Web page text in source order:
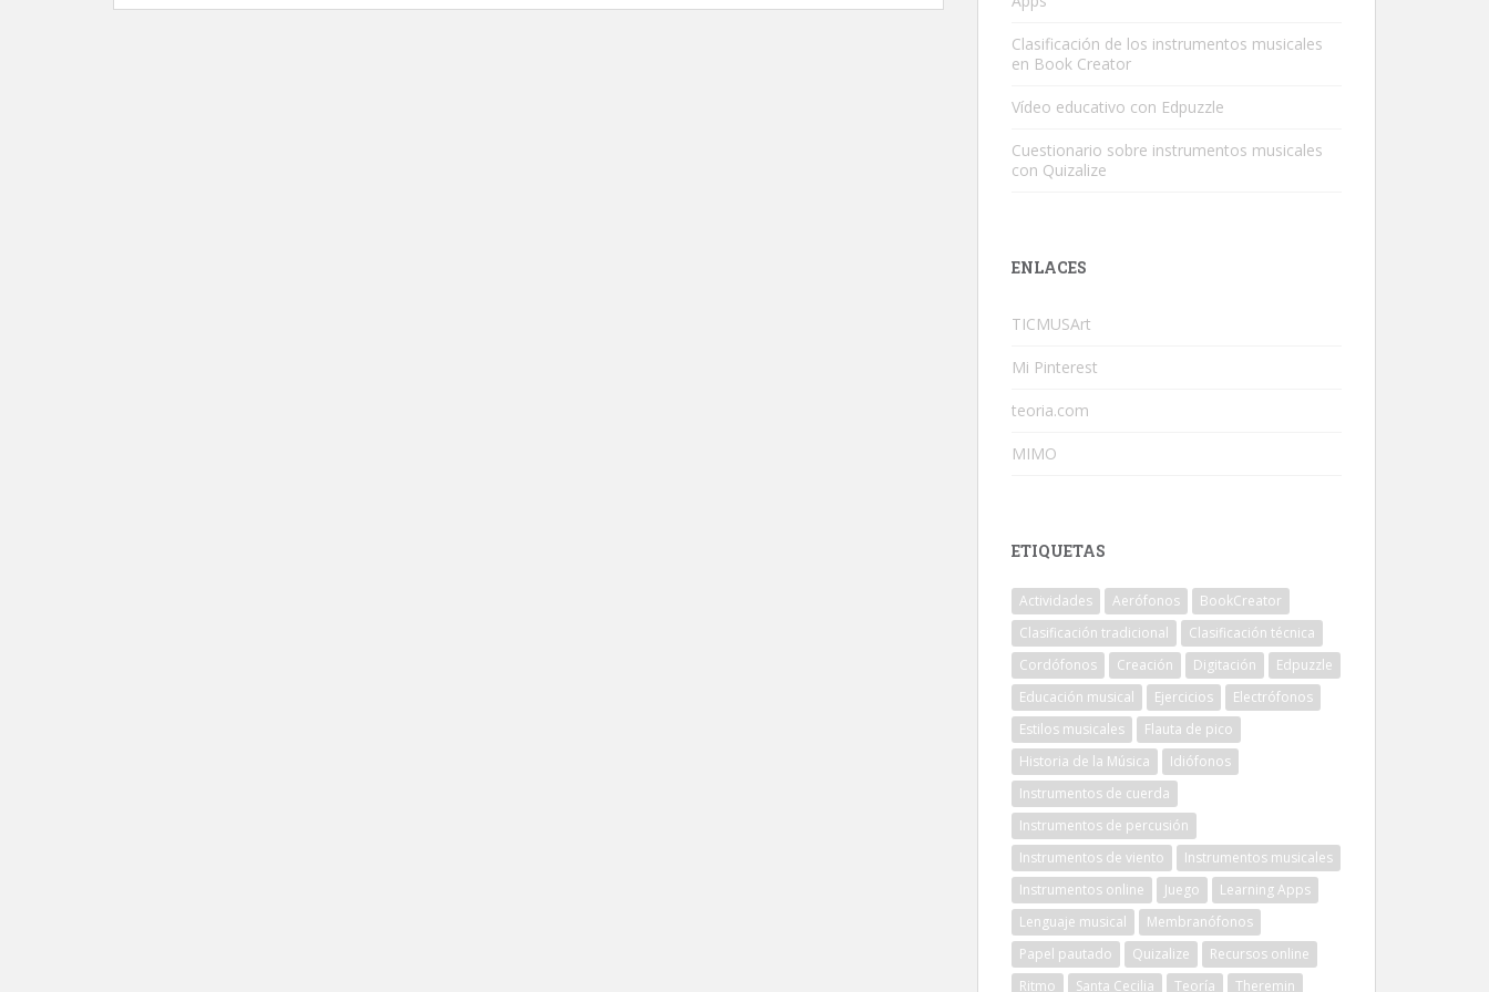
Clasificación de los instrumentos musicales
en Book Creator
Vídeo educativo con Edpuzzle
Cuestionario sobre instrumentos musicales
con Quizalize
ENLACES
TICMUSArt
Mi Pinterest
teoria.com
MIMO
ETIQUETAS
Actividades Aerófonos
BookCreator
Clasificación tradicional
Clasificación técnica
Cordófonos
Creación Digitación
Edpuzzle
Educación musical
Ejercicios
Electrófonos
Estilos musicales
Flauta de pico
Historia de la Música
Idiófonos
Instrumentos de cuerda
Instrumentos de percusión
Instrumentos de viento
Instrumentos musicales
Instrumentos online
Juego
Learning Apps
Lenguaje musical
Membranófonos
Papel pautado
Quizalize
Recursos online
Ritmo
Santa Cecilia Teoría Theremin